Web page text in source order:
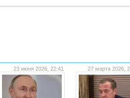
23 июня 2026, 22:41 27 марта 2026,